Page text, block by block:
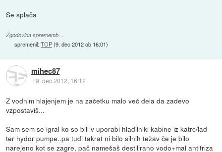
Se splača
Zgodovina sprememb…
spremenil:TOP(9. dec 2012 ob 16:01)
mihec87
::9. dec 2012, 16:12
Z vodnim hlajenjem je na začetku malo več dela da zadevo
vzpostaviš...
Sam sem se igral ko so bili v uporabi hladilniki kabine iz katrc/lad
ter hydor pumpe..pa tudi takrat ni bilo silnih težav če je bilo
narejeno kot se zagre, pač namešaš destilirano vodo+mal antifriza